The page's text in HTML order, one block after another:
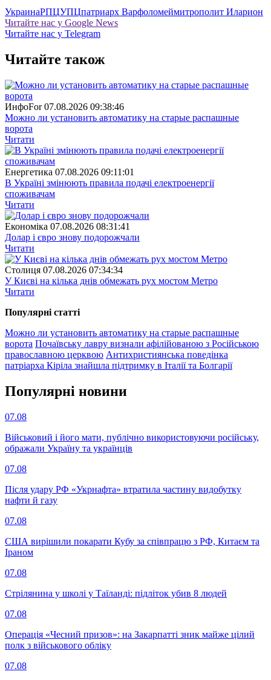
УкраинаРПЦУПЦпатриарх Варфоломеймитрополит Иларион
Читайте нас у Google News
Читайте нас у Telegram
Читайте також
ИнфоFor 07.08.2026 09:38:46
Можно ли установить автоматику на старые распашные
ворота
Читати
Енергетика 07.08.2026 09:11:01
В Україні змінюють правила подачі електроенергії
споживачам
Читати
Економіка 07.08.2026 08:31:41
Долар і євро знову подорожчали
Читати
Столиця 07.08.2026 07:34:34
У Києві на кілька днів обмежать рух мостом Метро
Читати
Популярнi статтi
Можно ли установить автоматику на старые распашные
ворота Почаївську лавру визнали афілійованою з Російською
православною церквою Антихристиянська поведінка
патріарха Кіріла знайшла підтримку в Італії та Болгарії
Популярнi новини
07.08
Військовий і його мати, публічно використовуючи російську,
ображали Україну та українців
07.08
Після удару РФ «Укрнафта» втратила частину видобутку
нафти й газу
07.08
США вирішили покарати Кубу за співпрацю з РФ, Китаєм та
Іраном
07.08
Стрілянина у школі у Таїланді: підліток убив 8 людей
07.08
Операція «Чесний призов»: на Закарпатті зник майже цілий
полк з військового обліку
07.08